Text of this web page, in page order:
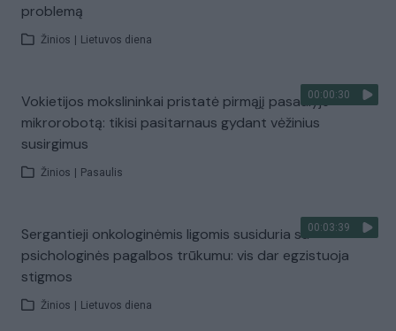
problemą
Žinios Lietuvos diena
00:00:30
Vokietijos mokslininkai pristatė pirmąjį pasaulyje
mikrorobotą: tikisi pasitarnaus gydant vėžinius
susirgimus
Žinios Pasaulis
00:03:39
Sergantieji onkologinėmis ligomis susiduria su
psichologinės pagalbos trūkumu: vis dar egzistuoja
stigmos
Žinios Lietuvos diena